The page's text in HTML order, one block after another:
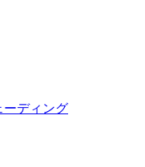
ーディング